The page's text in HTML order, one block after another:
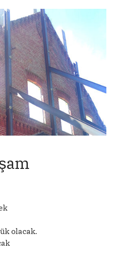
olacak.